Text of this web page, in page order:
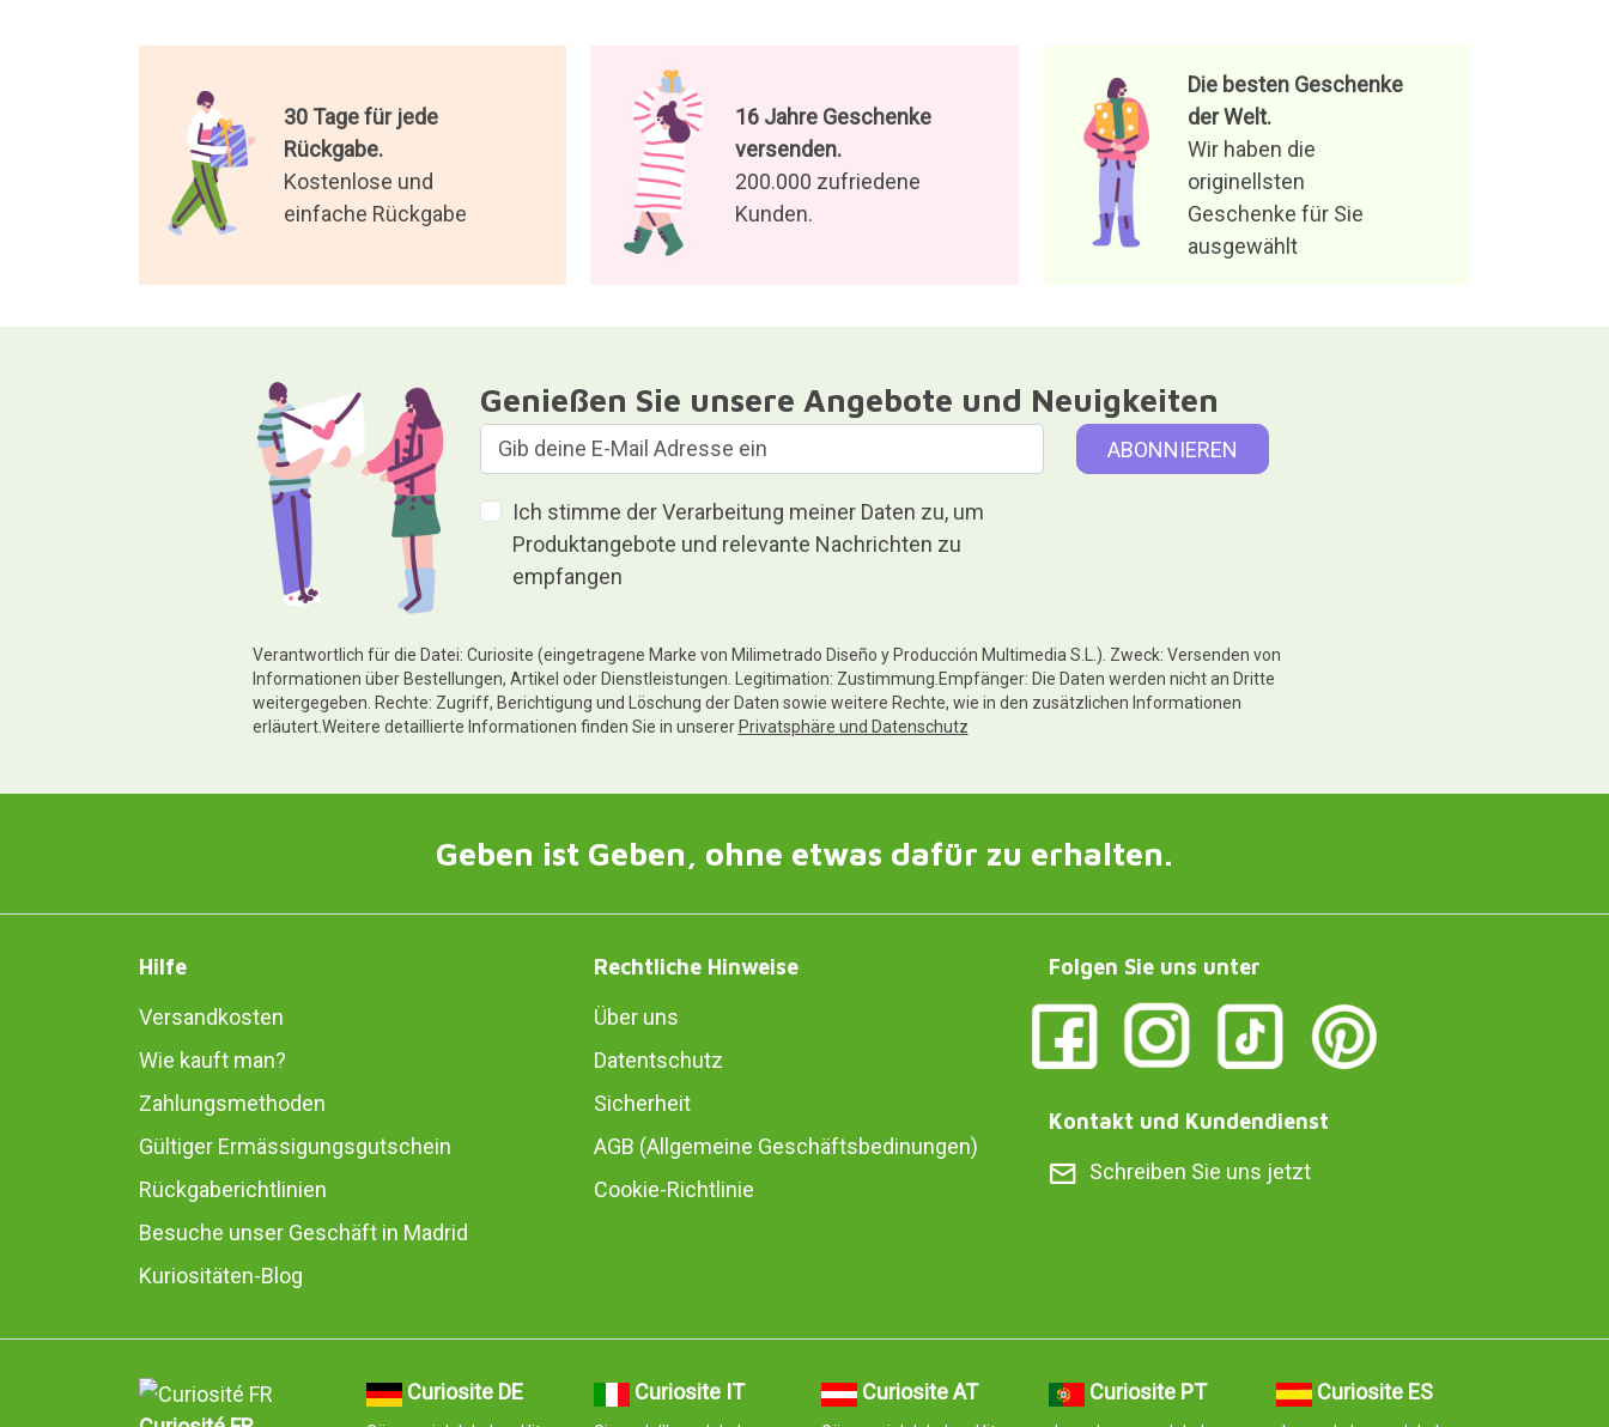
30 Tage für jede
Rückgabe.
Kostenlose und
einfache Rückgabe
16 Jahre Geschenke
versenden.
200.000 zufriedene
Kunden.
Die besten Geschenke
der Welt.
Wir haben die
originellsten
Geschenke für Sie
ausgewählt
Genießen Sie unsere Angebote und Neuigkeiten
Ich stimme der Verarbeitung meiner Daten zu, um
Produktangebote und relevante Nachrichten zu
empfangen
Verantwortlich für die Datei: Curiosite (eingetragene Marke von Milimetrado Diseño y Producción Multimedia S.L.). Zweck: Versenden von
Informationen über Bestellungen, Artikel oder Dienstleistungen. Legitimation: Zustimmung.Empfänger: Die Daten werden nicht an Dritte
weitergegeben. Rechte: Zugriff, Berichtigung und Löschung der Daten sowie weitere Rechte, wie in den zusätzlichen Informationen
erläutert.Weitere detaillierte Informationen finden Sie in unserer Privatsphäre und Datenschutz
Geben ist Geben, ohne etwas dafür zu erhalten.
Hilfe
Versandkosten
Wie kauft man?
Zahlungsmethoden
Gültiger Ermässigungsgutschein
Rückgaberichtlinien
Besuche unser Geschäft in Madrid
Kuriositäten-Blog
Rechtliche Hinweise
Über uns
Datentschutz
Sicherheit
AGB (Allgemeine Geschäftsbedinungen)
Cookie-Richtlinie
Folgen Sie uns unter
Kontakt und Kundendienst
Schreiben Sie uns jetzt
Curiosite DE Curiosite IT Curiosite AT Curiosite PT Curiosite ES